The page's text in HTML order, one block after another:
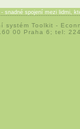
- snadné spojení mezi lidmi,
systém Toolkit -
00 Praha 6; tel: